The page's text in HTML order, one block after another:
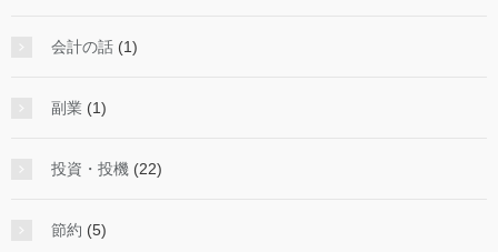
会計の話 (1)
副業 (1)
投資・投機 (22)
節約 (5)